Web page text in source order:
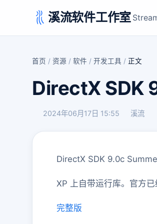
溪流软件工作室
首页 / 资源 / 软件 / 开发工具 / 正文
DirectX SDK
2024年06月17日 15:55 溪流
DirectX SDK 9.0c
XP 上自带运行库。官方已
完整版